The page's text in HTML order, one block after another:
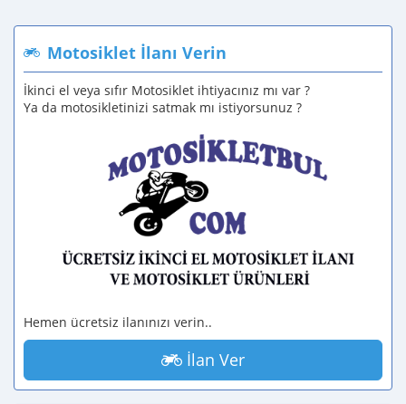
Motosiklet İlanı Verin
İkinci el veya sıfır Motosiklet ihtiyacınız mı var ?
Ya da motosikletinizi satmak mı istiyorsunuz ?
Hemen ücretsiz ilanınızı verin..
İlan Ver